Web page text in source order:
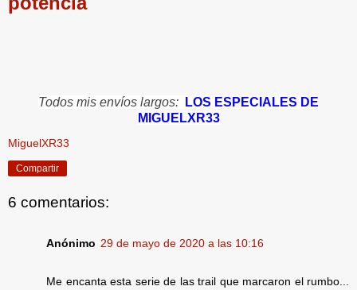
Todos mis envíos largos:
LOS ESPECIALES DE
MIGUELXR33
MiguelXR33
Compartir
6 comentarios:
Anónimo 29 de mayo de 2020 a las 10:16
Me encanta esta serie de las trail que marcaron el rumbo...